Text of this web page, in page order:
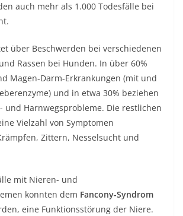
auch mehr als 1.000 Todesfälle bei
über Beschwerden bei verschiedenen
Rassen bei Hunden. In über 60%
Magen-Darm-Erkrankungen (mit und
und in etwa 30% beziehen
und Harnwegsprobleme. Die restlichen
Vielzahl von Symptomen
Zittern, Nesselsucht und
mit Nieren- und
konnten dem Fancony-Syndrom
eine Funktionsstörung der Niere.